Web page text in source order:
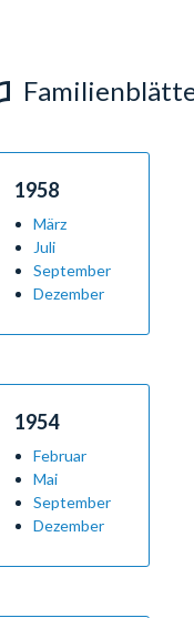
1958
März
Juli
September
Dezember
1954
Februar
Mai
September
Dezember